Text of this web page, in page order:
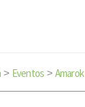
> Eventos > Amarok